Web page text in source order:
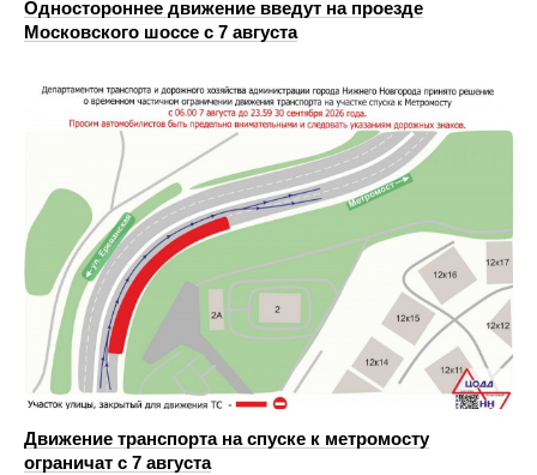
Одностороннее движение введут на проезде
Московского шоссе с 7 августа
Движение транспорта на спуске к метромосту
ограничат с 7 августа